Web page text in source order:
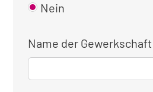
Nein
Name der Gewerkschaft